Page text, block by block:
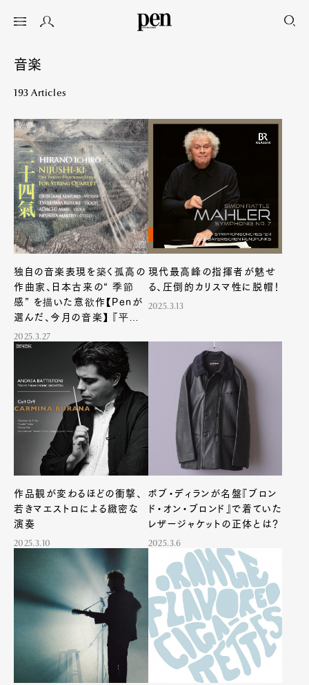
音楽
193 Articles
独自の音楽表現を築く孤高の
作曲家、日本古来の“ 季節
感” を描いた意欲作【Penが
選んだ、今月の音楽】 『平野
一郎／二十四氣』
2025.3.27
現代最高峰の指揮者が魅せ
る、圧倒的カリスマ性に脱帽！
2025.3.13
作品観が変わるほどの衝撃、
若きマエストロによる緻密な
演奏
2025.3.10
ボブ・ディランが名盤『ブロン
ド・オン・ブロンド』で着ていた
レザージャケットの正体とは？
2025.3.6